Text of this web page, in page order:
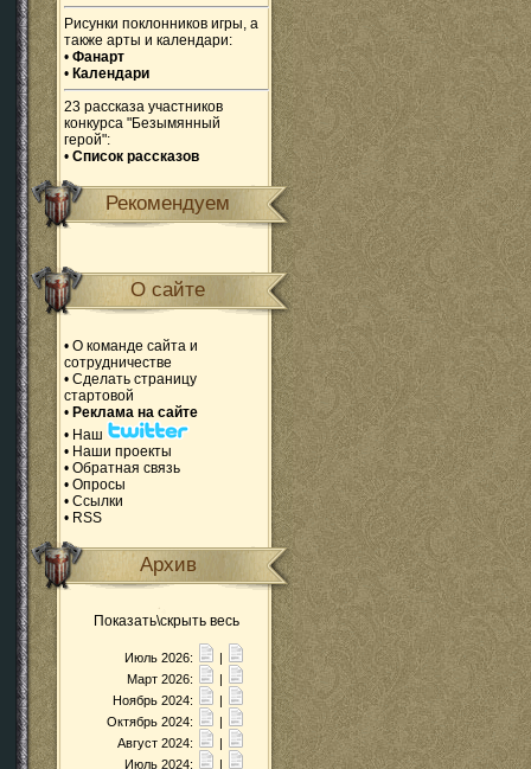
Рисунки поклонников игры, а
также арты и календари:
• Фанарт
• Календари
23 рассказа участников
конкурса "Безымянный
герой":
• Список рассказов
Рекомендуем
О сайте
• О команде сайта и
сотрудничестве
• Сделать страницу
стартовой
• Реклама на сайте
• Наш
• Наши проекты
• Обратная связь
• Опросы
• Ссылки
• RSS
Архив
Показать\скрыть весь
Июль 2026:
|
Март 2026:
|
Ноябрь 2024:
|
Октябрь 2024:
|
Август 2024:
|
Июль 2024:
|